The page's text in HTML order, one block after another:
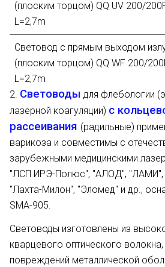
(плоским торцом) QQ UV 200/
L=2,7m
Световод c прямым выходом
(плоским торцом) QQ WF 200/
L=2,7m
Световод с прямым выходом
(плоским торцом) QQ UV 300/330T
Световод c прямым выходом
(плоским торцом) QQ WF 300/330T
L=2,7m
(плоским торцом) QQ UV 400/
L=2,7m
2. Световоды для флебологии
лазерной коагуляции) с
рассеивания (радильные)
варикоза и совместимы с
зарубежными медицинскими
"ЛСП ИРЭ-Полюс", "АЛОД", "ЛАМИ",
"Лахта-Милон", "Эломед" и др.,
SMA-905.
Световоды изготовлены из
кварцевого оптического
повреждений металлической